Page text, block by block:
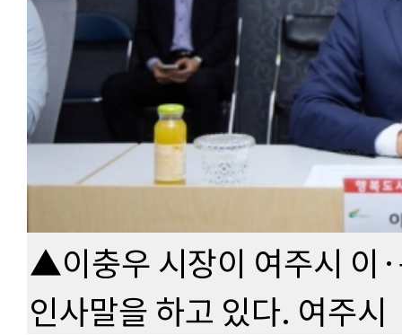
▲이충우 시장이 여주시 이
인사말을 하고 있다. 여주시